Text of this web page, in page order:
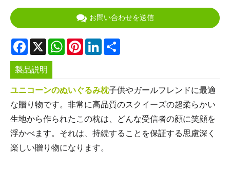
お問い合わせを送信
Facebook
X WhatsApp
PinterestLinkedIn
製品説明
ユニコーンのぬいぐるみ枕子供やガールフレンドに最適
な贈り物です。非常に高品質のスクイーズの超柔らかい
生地から作られたこの枕は、どんな受信者の顔に笑顔を
浮かべます。それは、持続することを保証する思慮深く
楽しい贈り物になります。